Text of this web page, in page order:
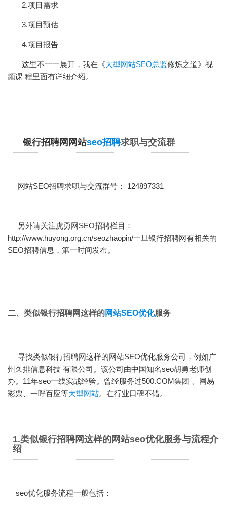
2.项目需求
3.项目预估
4.项目报告
这里不一一展开，我在《大型网站SEO总监修炼之道》视
频课 程里面有详细介绍。
银行招聘网网站seo招聘求职与交流群
网站SEO招聘求职与交流群号： 124897331
另外请关注虎勇网SEO招聘栏目：
http://www.huyong.org.cn/seozhaopin/一旦银行招聘网有相关的
SEO招聘信息，第一时间发布。
二、类似银行招聘网这样的网站SEO优化服务
寻找类似银行招聘网这样的网站SEO优化服务公司，例如广
州久排信息科技 有限公司。该公司由中国知名seo胡勇老师创
办。11年seo一线实战经验。曾经服务过500.COM集团 、网易
彩票、一呼百应等大型网站。在行业口碑不错。
1.类似银行招聘网这样的网站seo优化服务与流程介
绍
seo优化服务流程一般包括：